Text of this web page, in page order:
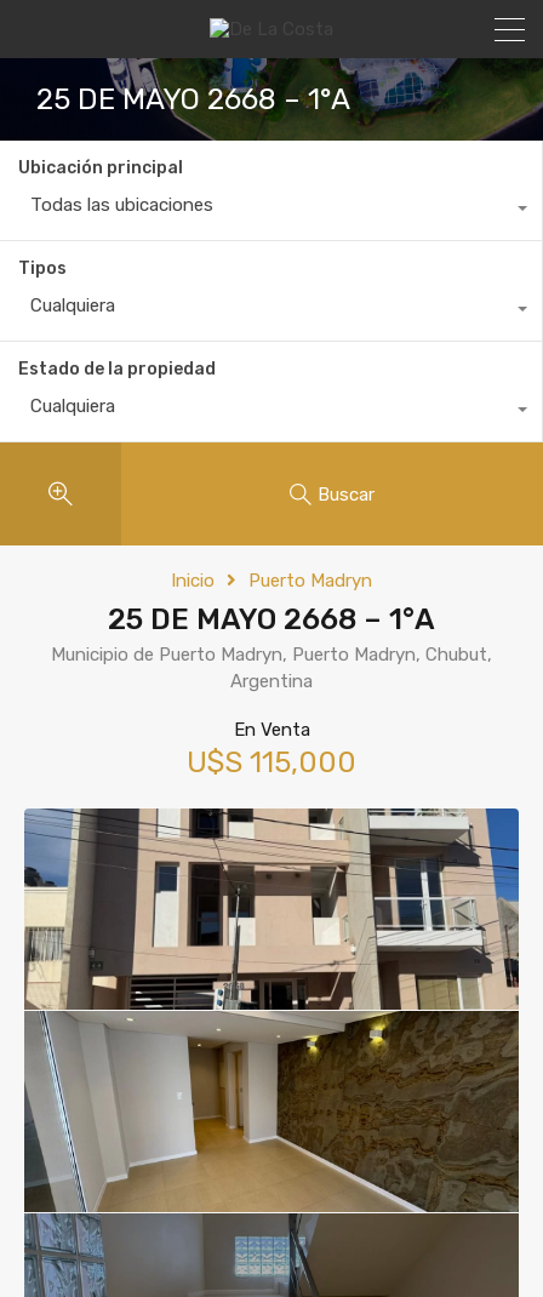
25 DE MAYO 2668 – 1°A
Ubicación principal
Todas las ubicaciones
Tipos
Cualquiera
Estado de la propiedad
Cualquiera
Buscar
Inicio Puerto Madryn
25 DE MAYO 2668 – 1°A
Municipio de Puerto Madryn, Puerto Madryn, Chubut,
Argentina
En Venta
U$S 115,000